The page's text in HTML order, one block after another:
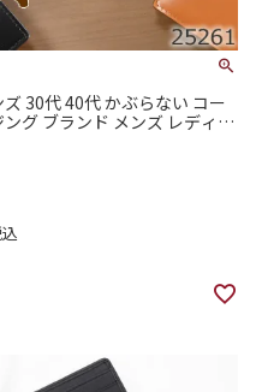
30代 40代 かぶらない コー
ング ブランド メンズ レディー
ー 革 プレゼント PID ピーア
25261